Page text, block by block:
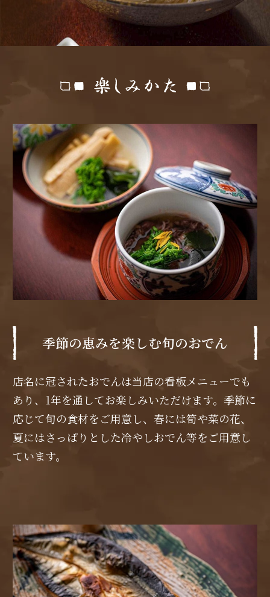
季節の恵みを楽しむ旬のおでん
店名に冠されたおでんは当店の看板メニューでも
あり、1年を通してお楽しみいただけます。季節に
応じて旬の食材をご用意し、春には筍や菜の花、
夏にはさっぱりとした冷やしおでん等をご用意し
ています。